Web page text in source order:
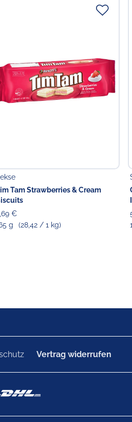
Tam Strawberries & Cream
€
g
(28,42 / 1 kg)
Vertrag widerrufen